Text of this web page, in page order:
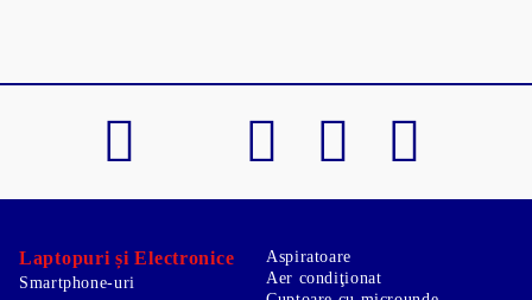
Laptopuri și Electronice
Smartphone-uri
Aspiratoare
Aer condiţionat